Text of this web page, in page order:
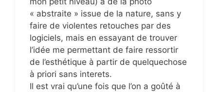
« abstraite » issue de la nature, sans y
faire de violentes retouches par des
logiciels, mais en essayant de trouver
l’idée me permettant de faire ressortir
de l’esthétique à partir de quelquechose
à priori sans interets.
Il est vrai qu’une fois que l’on a goûté à